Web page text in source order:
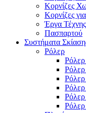
Κορνίζες
Κορνίζες
Έργα Τέχνης
Πασπαρτού
Συστήματα
Ρόλερ
Ρόλερ